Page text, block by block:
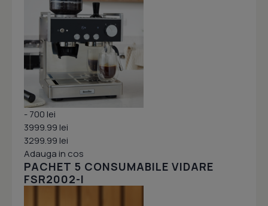
- 700 lei
3999.99 lei
3299.99 lei
Adauga in cos
PACHET 5 CONSUMABILE VIDARE
FSR2002-I